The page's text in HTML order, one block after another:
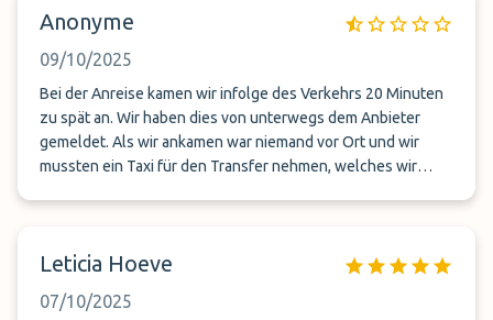
Anonyme
09/10/2025
Bei der Anreise kamen wir infolge des Verkehrs 20 Minuten
zu spät an. Wir haben dies von unterwegs dem Anbieter
gemeldet. Als wir ankamen war niemand vor Ort und wir
mussten ein Taxi für den Transfer nehmen, welches wir
Verfügung. Auch nach Rückfrage beim Anbieter. Also
bezahlen. Das ist für mich ein ganz schlechter Service, den
Leticia Hoeve
07/10/2025